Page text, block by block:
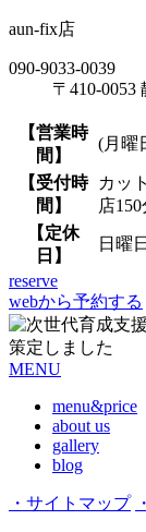
aun-fix店
090-9033-0039
〒410-0053
【営業時
間】
(月曜
【受付時
間】
カッ
店
【定休
日】
日曜日
reserve
webから予約する
MENU
menu&price
about us
gallery
blog
・サイトマップ